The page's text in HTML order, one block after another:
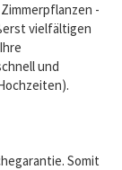
-
vielfältigen
und
Somit